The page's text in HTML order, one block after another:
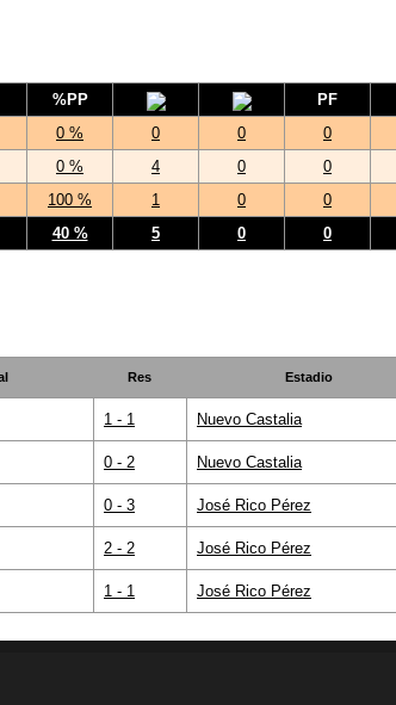
%PP PF
0 % 0 0 0
0 % 4 0 0
100 % 1 0 0
40 % 5 0 0
Res Estadio
1 - 1 Nuevo Castalia
0 - 2 Nuevo Castalia
0 - 3 José Rico Pérez
2 - 2 José Rico Pérez
1 - 1 José Rico Pérez